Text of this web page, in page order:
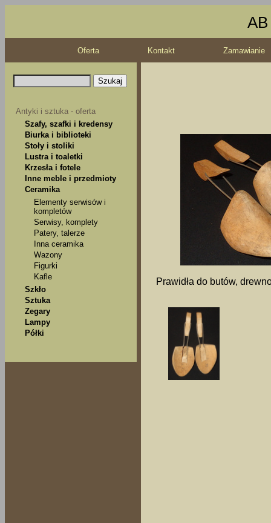
Oferta Kontakt Zamawianie
Antyki i sztuka - oferta
Szafy, szafki i kredensy
Biurka i biblioteki
Stoły i stoliki
Lustra i toaletki
Krzesła i fotele
Inne meble i przedmioty
Ceramika
Elementy serwisów i
kompletów
Serwisy, komplety
Patery, talerze
Inna ceramika
Wazony
Figurki
Kafle
Szkło
Sztuka
Zegary
Lampy
Półki
Prawidła do butów,